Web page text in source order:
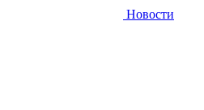
Новости